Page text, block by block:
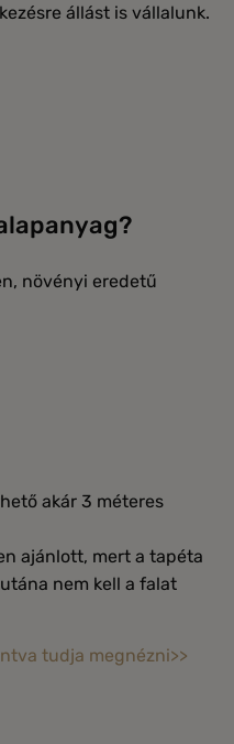
állást is vállalunk.
növényi eredetű
akár 3 méteres
ajánlott, mert a tapéta
nem kell a falat
tudja megnézni>>